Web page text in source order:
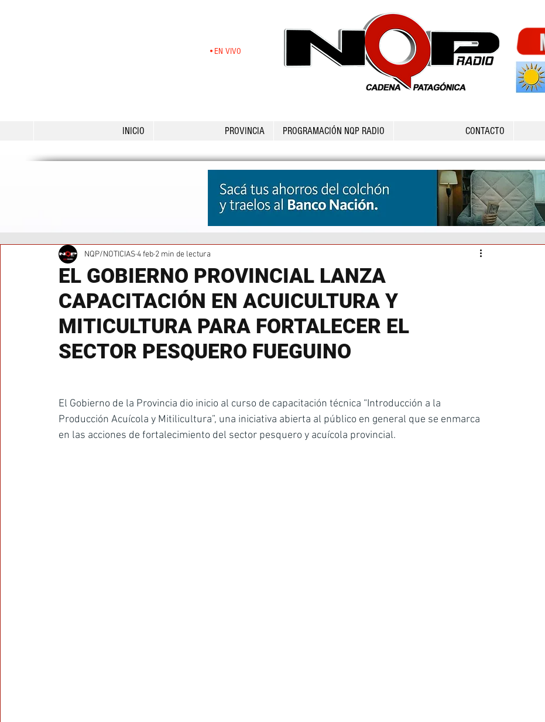
•EN VIVO
INICIO PROVINCIA PROGRAMACIÓN NQP RADIO CONTACTO
EL GOBIERNO PROVINCIAL LANZA
CAPACITACIÓN EN ACUICULTURA Y
MITICULTURA PARA FORTALECER EL
SECTOR PESQUERO FUEGUINO
NQP/NOTICIAS4 feb 2 min de lectura
El Gobierno de la Provincia dio inicio al curso de capacitación técnica “Introducción a la
Producción Acuícola y Mitilicultura”, una iniciativa abierta al público en general que se enmarca
en las acciones de fortalecimiento del sector pesquero y acuícola provincial.